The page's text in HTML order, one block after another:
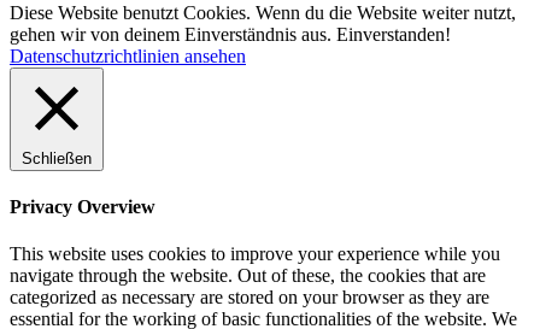
Diese Website benutzt Cookies. Wenn du die Website weiter nutzt,
gehen wir von deinem Einverständnis aus. Einverstanden!
Datenschutzrichtlinien ansehen
Schließen
Privacy Overview
This website uses cookies to improve your experience while you
navigate through the website. Out of these, the cookies that are
categorized as necessary are stored on your browser as they are
essential for the working of basic functionalities of the website. We